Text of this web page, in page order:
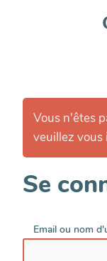
Vous n'êtes
veuillez vous
Se
Email ou nom